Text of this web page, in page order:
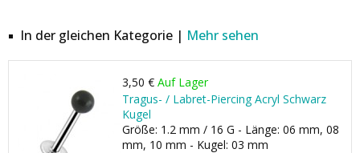
In der gleichen Kategorie | Mehr sehen
3,50 € Auf Lager
Tragus- / Labret-Piercing Acryl Schwarz
Kugel
Größe: 1.2 mm / 16 G - Länge: 06 mm, 08
mm, 10 mm - Kugel: 03 mm